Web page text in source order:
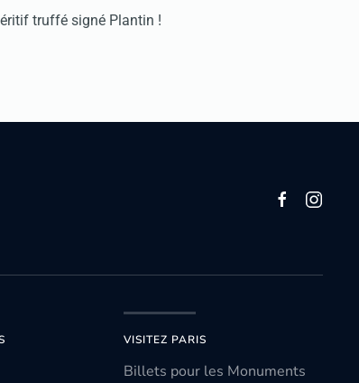
truffé signé Plantin !
VISITEZ PARIS
Billets pour les Monuments